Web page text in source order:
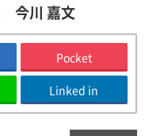
今川 嘉文
Pocket
Linked in